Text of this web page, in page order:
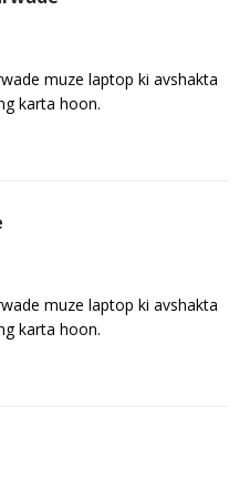
muze laptop ki avshakta
karta hoon.
muze laptop ki avshakta
karta hoon.